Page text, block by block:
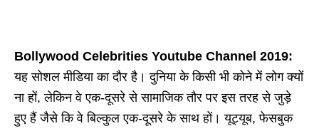
Bollywood Celebrities Youtube Channel 2019:
यह सोशल मीडिया का दौर है। दुनिया के किसी भी कोने में लोग क्यों
ना हों, लेकिन वे एक-दूसरे से सामाजिक तौर पर इस तरह से जुड़े
हुए हैं जैसे कि वे बिल्कुल एक-दूसरे के साथ हों। यूट्यूब, फेसबुक